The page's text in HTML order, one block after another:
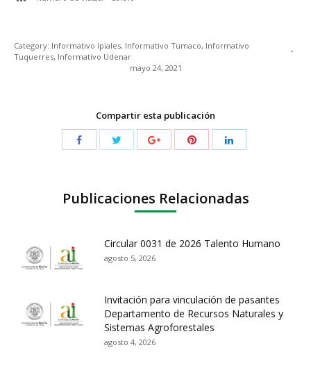
Category: Informativo Ipiales, Informativo Tumaco, Informativo
Tuquerres, Informativo Udenar
mayo 24, 2021
Compartir esta publicación
Publicaciones Relacionadas
Circular 0031 de 2026 Talento Humano
agosto 5, 2026
Invitación para vinculación de pasantes
Departamento de Recursos Naturales y
Sistemas Agroforestales
agosto 4, 2026